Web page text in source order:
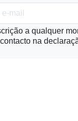
a qualquer
na